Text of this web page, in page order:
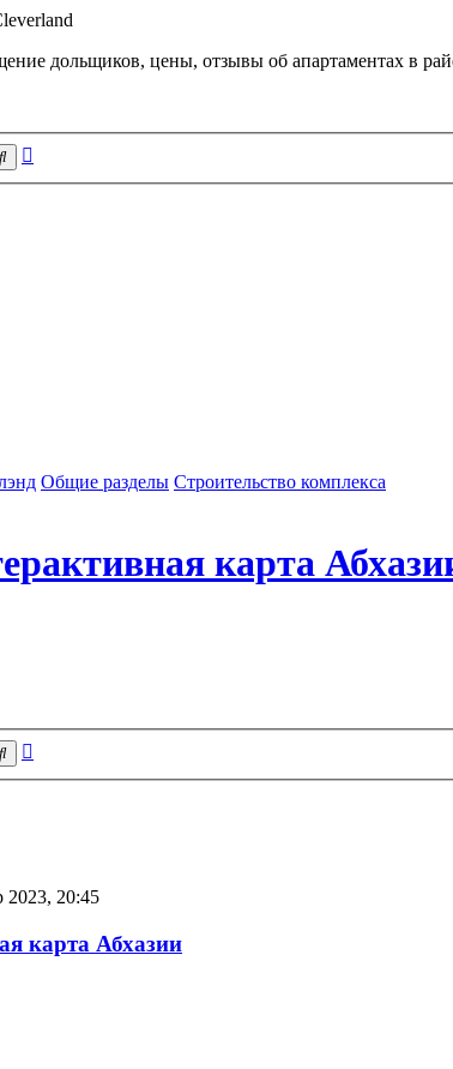
дольщиков, цены, отзывы об апартаментах в
Поиск
Общие разделы Строительство комплекса
карта
Поиск
2023, 20:45
карта Абхазии